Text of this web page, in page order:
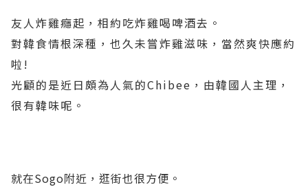
友人炸雞癮起，相約吃炸雞喝啤酒去。
對韓食情根深種，也久未嘗炸雞滋味，當然爽快應約
啦!
光顧的是近日頗為人氣的Chibee，由韓國人主理，
很有韓味呢。
就在Sogo附近，逛街也很方便。